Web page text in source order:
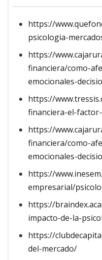
https://
psicologia-
https://
financiera/como-
emocionales-
https://
financiera-el-
https://
financiera/como-
emocionales-
https://
empresarial/
https://
impacto-de-la-
https://
del-mercado/